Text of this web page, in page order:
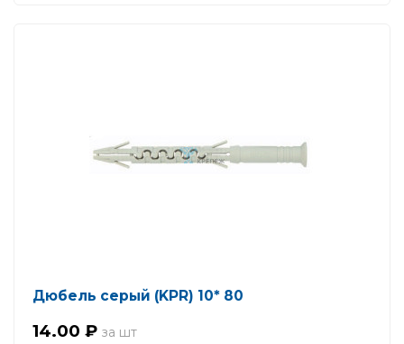
Дюбель серый (KPR) 10* 80
14.00 ₽